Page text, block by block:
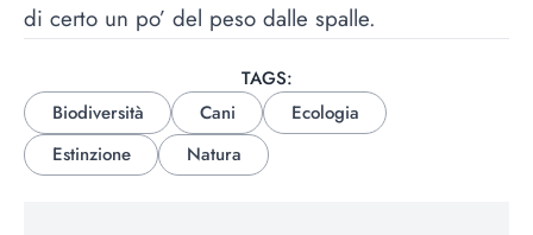
di certo un po’ del peso dalle spalle.
TAGS:
Biodiversità
Cani
Ecologia
Estinzione
Natura